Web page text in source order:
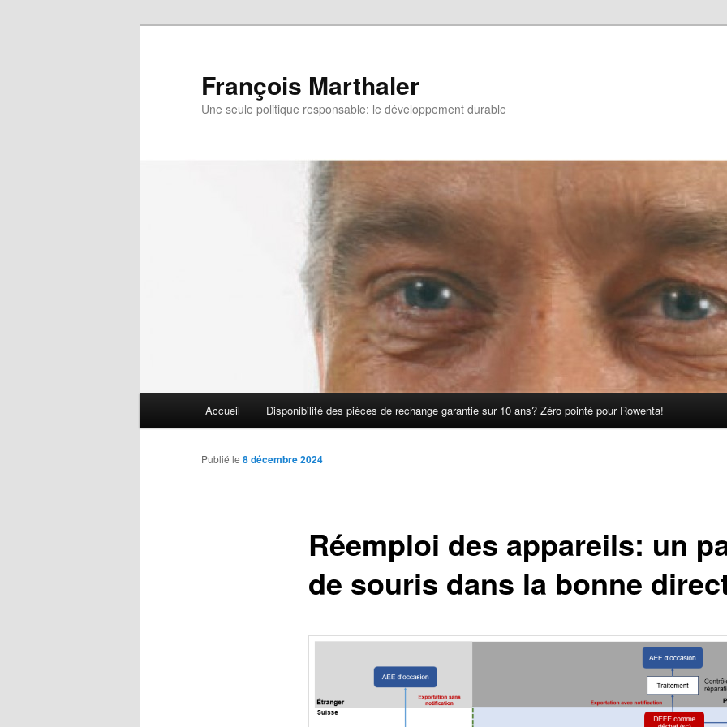
François Marthaler
Une seule politique responsable: le développement durable
Aller
au
Accueil Disponibilité des pièces de rechange garantie sur 10 ans? Zéro pointé pour Rowenta!
Réemploi des appareils: un
de souris dans la bonne
Publié le 8 décembre 2024